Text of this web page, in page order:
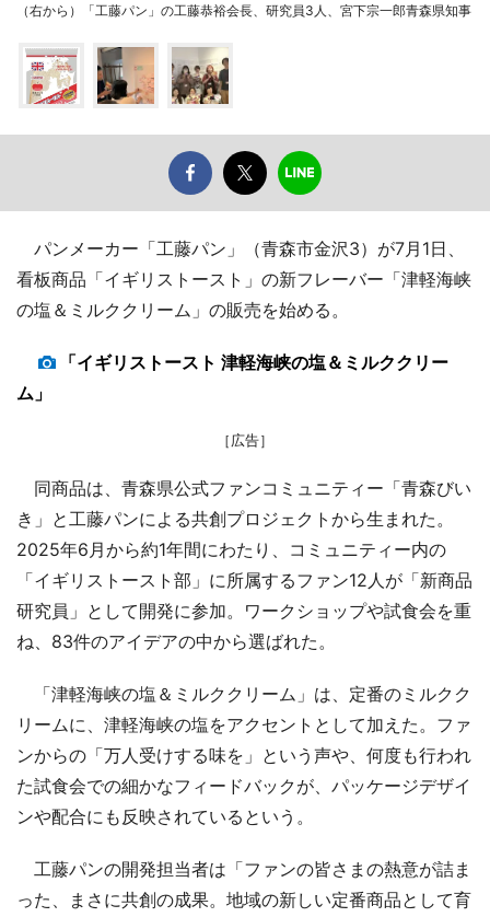
（右から）「工藤パン」の工藤恭裕会長、研究員3人、宮下宗一郎青森県知事
パンメーカー「工藤パン」（青森市金沢3）が7月1日、
看板商品「イギリストースト」の新フレーバー「津軽海峡
の塩＆ミルククリーム」の販売を始める。
「イギリストースト 津軽海峡の塩＆ミルククリー
ム」
［広告］
同商品は、青森県公式ファンコミュニティー「青森びい
き」と工藤パンによる共創プロジェクトから生まれた。
2025年6月から約1年間にわたり、コミュニティー内の
「イギリストースト部」に所属するファン12人が「新商品
研究員」として開発に参加。ワークショップや試食会を重
ね、83件のアイデアの中から選ばれた。
「津軽海峡の塩＆ミルククリーム」は、定番のミルクク
リームに、津軽海峡の塩をアクセントとして加えた。ファ
ンからの「万人受けする味を」という声や、何度も行われ
た試食会での細かなフィードバックが、パッケージデザイ
ンや配合にも反映されているという。
工藤パンの開発担当者は「ファンの皆さまの熱意が詰ま
った、まさに共創の成果。地域の新しい定番商品として育